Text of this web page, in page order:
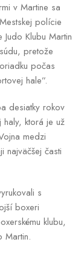
v Martine sa
polície
Klubu Martin
pretože
počas
hale”.
desiatky rokov
ktorá je už
medzi
najväčšej časti
s
boxeri
klubu,
Martin.